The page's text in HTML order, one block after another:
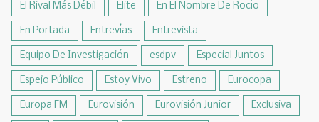
El Rival Más Débil Élite En El Nombre De Rocío
En Portada Entrevías Entrevista
Equipo De Investigación esdpv Especial Juntos
Espejo Público Estoy Vivo Estreno Eurocopa
Europa FM Eurovisión Eurovisión Junior Exclusiva